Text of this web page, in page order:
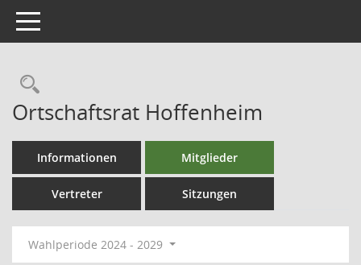
Toggle navigation
Ortschaftsrat Hoffenheim
Informationen Mitglieder
Vertreter Sitzungen
Wahlperiode 2024 - 2029